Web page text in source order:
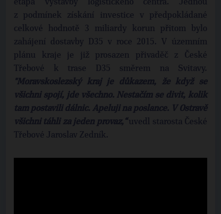
etapa výstavby logistického centra. Jednou
z podmínek získání investice v předpokládané
celkové hodnotě 3 miliardy korun přitom bylo
zahájení dostavby D35 v roce 2015. V územním
plánu kraje je již prosazen přivaděč z České
Třebové k trase D35 směrem na Svitavy.
"Moravskoslezský kraj je důkazem, že když se
všichni spojí, jde všechno. Nestačím se divit, kolik
tam postavili dálnic. Apeluji na poslance. V Ostravě
všichni táhli za jeden provaz,“uvedl starosta České
Třebové Jaroslav Zedník.